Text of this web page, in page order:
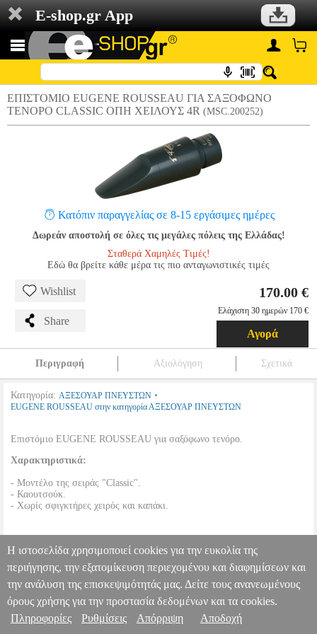
E-shop.gr App
ΕΠΙΣΤΟΜΙΟ EUGENE ROUSSEAU ΓΙΑ ΣΑΞΟΦΩΝΟ
ΤΕΝΟΡΟ CLASSIC ΟΠΗ ΧΕΙΛΟΥΣ 4R (MSC.200252)
Κατόπιν παραγγελίας σε 8-15 εργάσιμες ημέρες
Δωρεάν αποστολή σε όλες τις μεγάλες πόλεις της Ελλάδας!
Σταθερά Χαμηλές Τιμές!
Εδώ θα βρείτε κάθε μέρα τις πιο ανταγωνιστικές τιμές
Wishlist
Share
170.00 €
Ελάχιστη 30 ημερών 170 €
Αγορά
Περιγραφή Αξιολόγηση Σχετικά
Κατηγορία: ΑΞΕΣΟΥΑΡ ΠΝΕΥΣΤΩΝ •
EUGENE ROUSSEAU στην κατηγορία ΑΞΕΣΟΥΑΡ ΠΝΕΥΣΤΩΝ
Επιστόμιο EUGENE ROUSSEAU για σαξόφωνο τενόρο.
Χαρακτηριστικά:
- Μοντέλο της σειράς "Classic".
- Καουτσούκ.
- Χωρίς σφιγκτήρες χειρός και καπάκι.
ΕΠΙΣΤΟΜΙΟ EUGENE ROUSSEAU ΓΙΑ ΣΑΞΟΦΩΝΟ ΤΕΝΟΡΟ
CLASSIC ΟΠΗ ΧΕΙΛΟΥΣ 4R MSC.200252 MSC.200252
EUGENE ROUSSEAU EUGENE ROUSSEAU ΑΞΕΣΟΥΑΡ
ΠΝΕΥΣΤΩΝ Κατηγορία: ΑΞΕΣΟΥΑΡ ΠΝΕΥΣΤΩΝ
•EUGENE ROUSSEAU στην κατηγορία ΑΞΕΣΟΥΑΡ ΠΝΕΥΣΤΩΝ
Επιστόμιο EUGENE ROUSSEAU για σαξόφωνο τενόρο.
Πληροφορίες & Υπηρεσίες >
Η ιστοσελίδα χρησιμοποιεί cookies για την ευκολία της
περιήγησης, την εξατομίκευση περιεχομένου και διαφημίσεων και
την ανάλυση της επισκεψιμότητάς μας. Δείτε τους ανανεωμένους
όρους χρήσης για την προστασία δεδομένων και τα cookies.
Πληροφορίες
Ρυθμίσεις Απόρριψη Αποδοχή